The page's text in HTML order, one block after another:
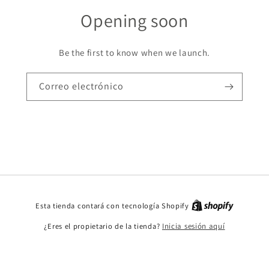
Opening soon
Be the first to know when we launch.
Correo electrónico
Esta tienda contará con tecnología Shopify
¿Eres el propietario de la tienda? Inicia sesión aquí